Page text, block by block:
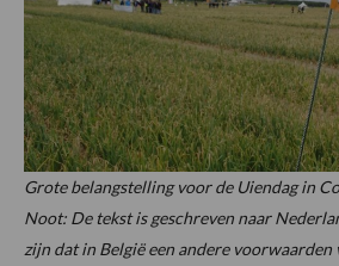
Grote belangstelling voor de Uiendag in
Noot: De tekst is geschreven naar
zijn dat in België een andere voorwaarden